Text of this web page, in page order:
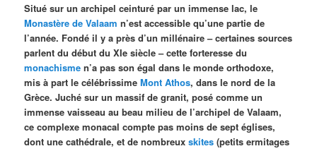
Situé sur un archipel ceinturé par un immense lac, le
Monastère de Valaam n’est accessible qu’une partie de
l’année. Fondé il y a près d’un millénaire – certaines sources
parlent du début du XIe siècle – cette forteresse du
monachisme n’a pas son égal dans le monde orthodoxe,
mis à part le célébrissimeMont Athos, dans le nord de la
Grèce. Juché sur un massif de granit, posé comme un
immense vaisseau au beau milieu de l’archipel de Valaam,
ce complexe monacal compte pas moins de sept églises,
dont une cathédrale, et de nombreuxskites (petits ermitages